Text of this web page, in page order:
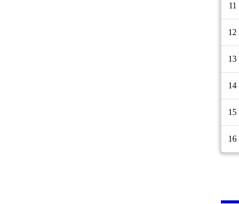
11
12
13
14
15
16